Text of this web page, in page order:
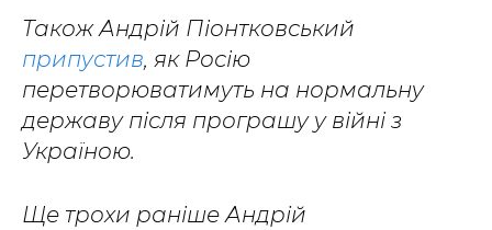
Також Андрій Піонтковський
припустив, як Росію
перетворюватимуть на нормальну
державу після програшу у війні з
Україною.
Ще трохи раніше Андрій